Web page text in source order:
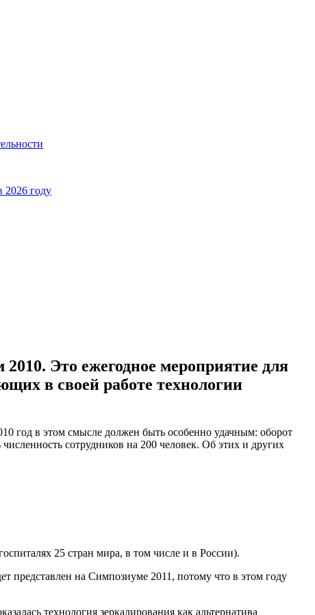
2026 году
Это ежегодное мероприятие для
в своей работе технологии
год в этом смысле должен быть особенно удачным: оборот
сотрудников на 200 человек. Об этих и других
25 стран мира, в том числе и в России).
представлен на Симпозиуме 2011, потому что в этом году
технология зеркалирования как альтернатива